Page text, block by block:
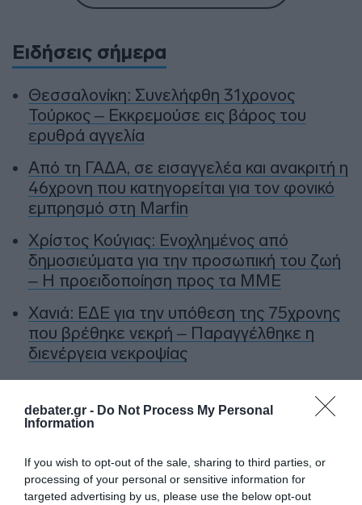
debater.gr - Do Not Process My Personal
Information
If you wish to opt-out of the sale, sharing to third parties, or
processing of your personal or sensitive information for
targeted advertising by us, please use the below opt-out
Ειδήσεις σήμερα
Θεσσαλονίκη: Συνελήφθη 31χρονος
Τούρκος – Εκκρεμούσε εις βάρος του
ερυθρά αγγελία
Από τη ΓΑΔΑ, σε εισαγγελέα και ανακριτή η
46χρονη που κατηγορείται για τον φονικό
εμπρησμό στη Marfin
Χρίστος Κούγιας: Ενοχλημένος από
δημοσιεύματα για την προσωπική του ζωή
– Η προειδοποίηση προς τα ΜΜΕ
Χανιά: ΕΔΕ για την υπόθεση της 75χρονης
που βρέθηκε νεκρή – Παραγγέλθηκε η
διενέργεια νεκροψίας
Ακολούθησε το debater.gr στοGoogle News
και μάθετε πρώτοι όλες τις ειδήσεις
Share Tweet